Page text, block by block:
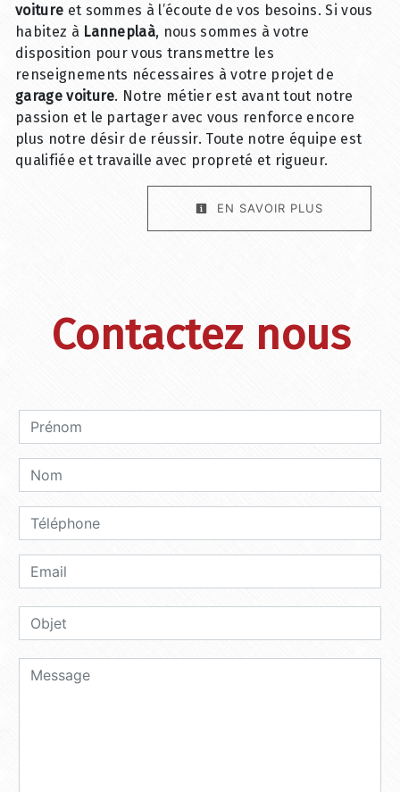
voiture et sommes à l’écoute de vos besoins. Si vous
habitez à Lanneplaà, nous sommes à votre
disposition pour vous transmettre les
renseignements nécessaires à votre projet de
garage voiture. Notre métier est avant tout notre
passion et le partager avec vous renforce encore
plus notre désir de réussir. Toute notre équipe est
qualifiée et travaille avec propreté et rigueur.
EN SAVOIR PLUS
Contactez nous